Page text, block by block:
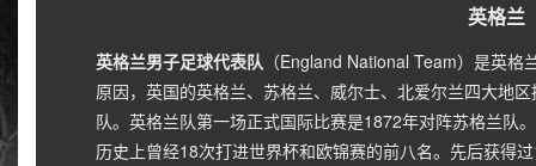
英格兰
英格兰男子足球代表队 （England National Team）是英
原因，英国的英格兰、苏格兰、威尔士、北爱尔兰四大地
队。英格兰队第一场正式国际比赛是1872年对阵苏格兰队
历史上曾经18次打进世界杯和欧锦赛的前八名。先后获得